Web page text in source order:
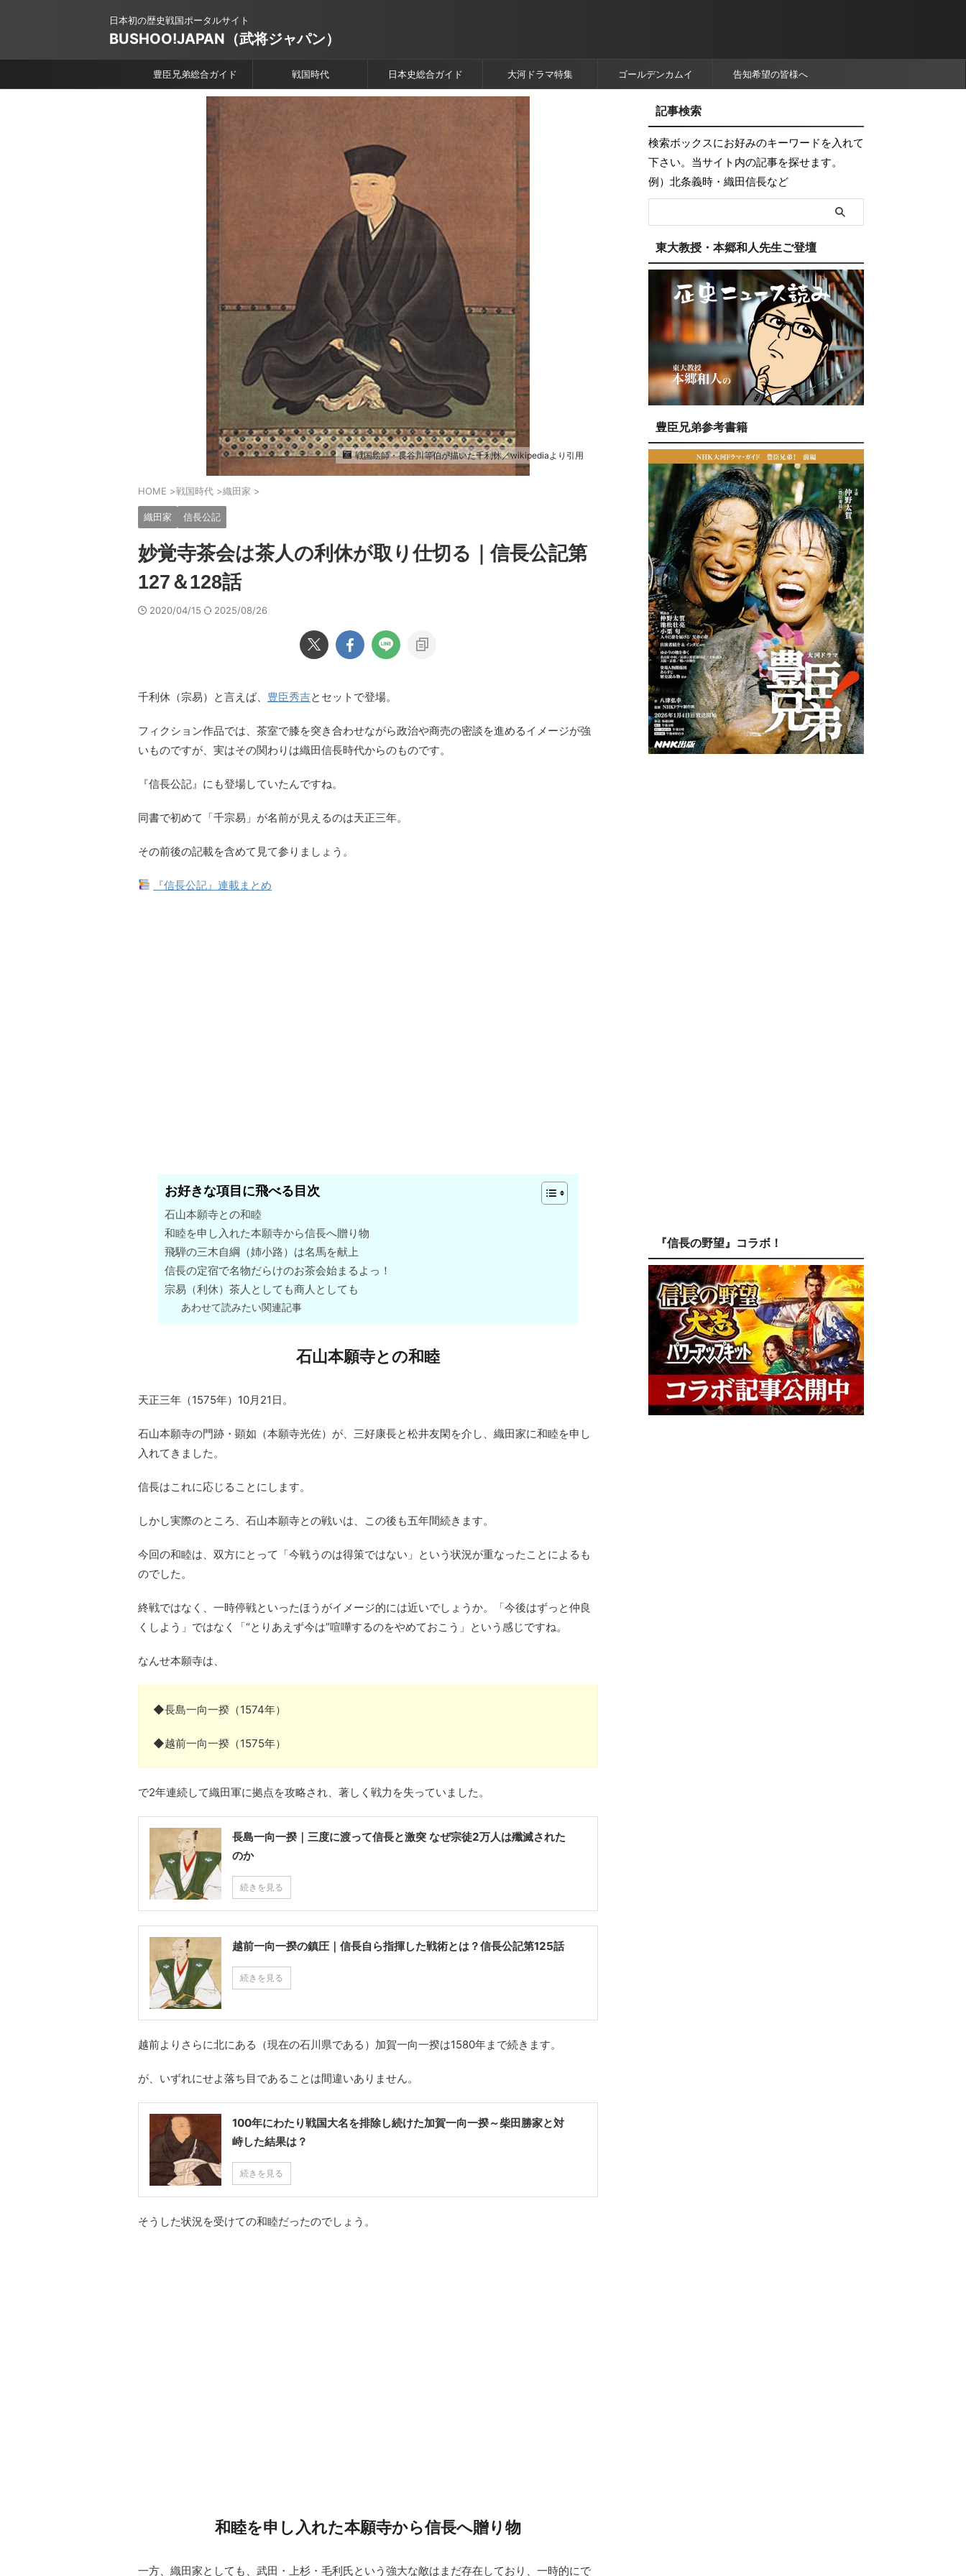
日本初の歴史戦国ポータルサイト
BUSHOO!JAPAN（武将ジャパン）
豊臣兄弟総合ガイド 戦国時代 日本史総合ガイド 大河ドラマ特集 ゴールデンカムイ 告知希望の皆様へ
戦国絵師・長谷川等伯が描いた千利休／wikipediaより引用
HOME >戦国時代 >織田家 >
織田家 信長公記
妙覚寺茶会は茶人の利休が取り仕切る｜信長公記第
127＆128話
2020/04/15 2025/08/26
千利休（宗易）と言えば、 豊臣秀吉とセットで登場。
フィクション作品では、茶室で膝を突き合わせながら政治や商売の密談を進めるイメージが強
いものですが、実はその関わりは織田信長時代からのものです。
『信長公記』にも登場していたんですね。
同書で初めて「千宗易」が名前が見えるのは天正三年。
その前後の記載を含めて見て参りましょう。
『信長公記』連載まとめ
お好きな項目に飛べる目次
石山本願寺との和睦
和睦を申し入れた本願寺から信長へ贈り物
飛騨の三木自綱（姉小路）は名馬を献上
信長の定宿で名物だらけのお茶会始まるよっ！
宗易（利休）茶人としても商人としても
あわせて読みたい関連記事
石山本願寺との和睦
天正三年（1575年）10月21日。
石山本願寺の門跡・顕如（本願寺光佐）が、三好康長と松井友閑を介し、織田家に和睦を申し
入れてきました。
信長はこれに応じることにします。
しかし実際のところ、石山本願寺との戦いは、この後も五年間続きます。
今回の和睦は、双方にとって「今戦うのは得策ではない」という状況が重なったことによるも
のでした。
終戦ではなく、一時停戦といったほうがイメージ的には近いでしょうか。「今後はずっと仲良
くしよう」ではなく「“とりあえず今は”喧嘩するのをやめておこう」という感じですね。
なんせ本願寺は、
◆長島一向一揆（1574年）
◆越前一向一揆（1575年）
で2年連続して織田軍に拠点を攻略され、著しく戦力を失っていました。
長島一向一揆｜三度に渡って信長と激突 なぜ宗徒2万人は殲滅された
のか
続きを見る
越前一向一揆の鎮圧｜信長自ら指揮した戦術とは？信長公記第125話
続きを見る
越前よりさらに北にある（現在の石川県である）加賀一向一揆は1580年まで続きます。
が、いずれにせよ落ち目であることは間違いありません。
100年にわたり戦国大名を排除し続けた加賀一向一揆～柴田勝家と対
峙した結果は？
続きを見る
そうした状況を受けての和睦だったのでしょう。
和睦を申し入れた本願寺から信長へ贈り物
一方、織田家としても、武田・上杉・毛利氏という強大な敵はまだ存在しており、一時的にで
記事検索
検索ボックスにお好みのキーワードを入れて
下さい。当サイト内の記事を探せます。
例）北条義時・織田信長など
東大教授・本郷和人先生ご登壇
豊臣兄弟参考書籍
『信長の野望』コラボ！